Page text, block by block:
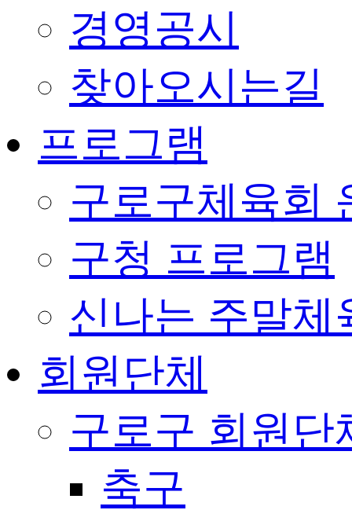
경영공시
찾아오시는길
프로그램
구로구체육회
구청 프로그램
신나는 주말체
회원단체
구로구 회원단
축구